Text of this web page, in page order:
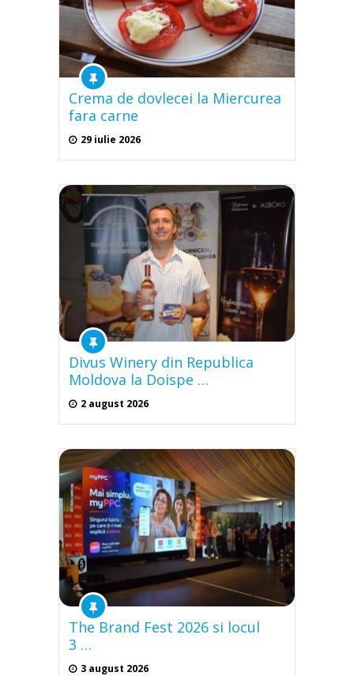
Crema de dovlecei la Miercurea
fara carne
29 iulie 2026
Divus Winery din Republica
Moldova la Doispe …
2 august 2026
The Brand Fest 2026 si locul
3 …
3 august 2026